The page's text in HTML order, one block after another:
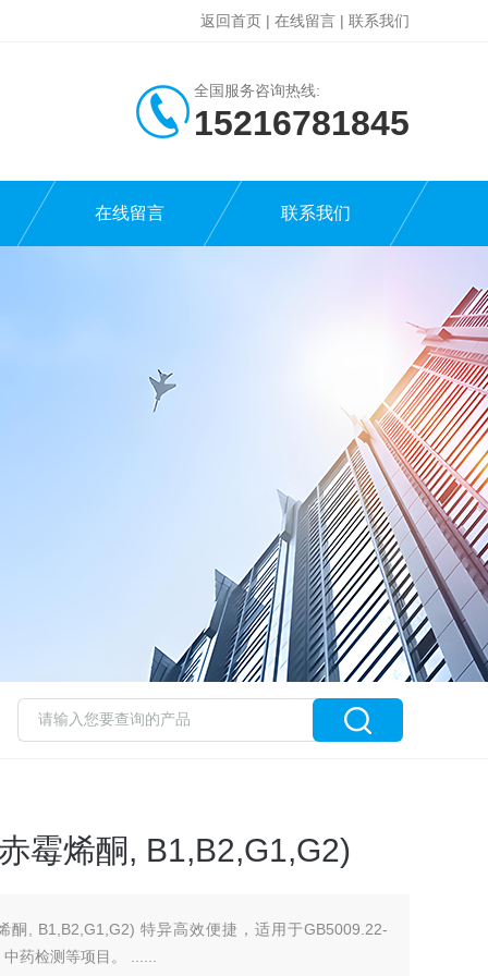
返回首页 | 在线留言 | 联系我们
全国服务咨询热线:
15216781845
在线留言 联系我们
霉烯酮, B1,B2,G1,G2)
酮, B1,B2,G1,G2) 特异高效便捷，适用于GB5009.22-
药检测等项目。 ......